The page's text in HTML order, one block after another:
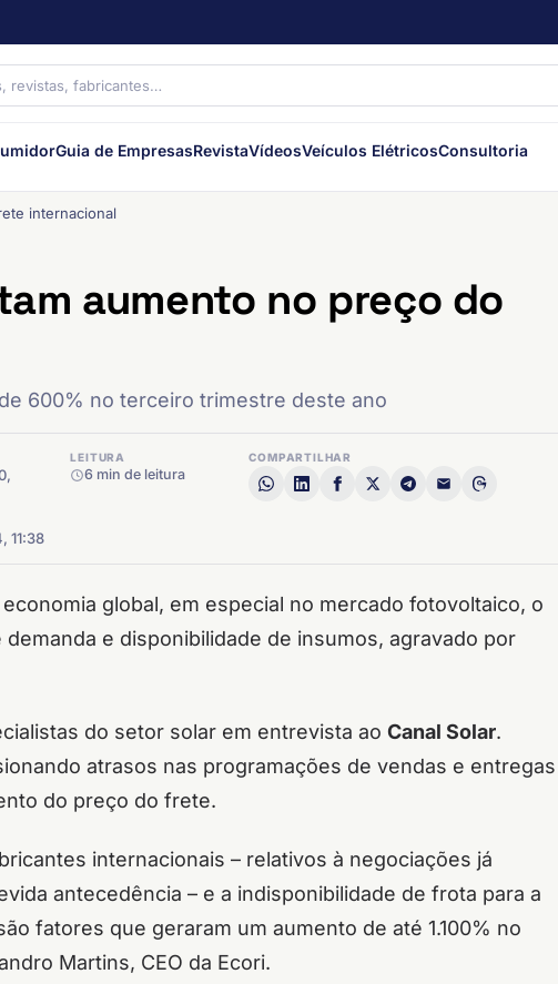
Guia de EmpresasRevistaVídeosVeículos ElétricosConsultoria
internacional
aumento no preço do
600% no terceiro trimestre deste ano
11:38
LEITURA
6 min de leitura
COMPARTILHAR
global, em especial no mercado fotovoltaico, o
e disponibilidade de insumos, agravado por
do setor solar em entrevista ao Canal Solar.
atrasos nas programações de vendas e entregas
do preço do frete.
internacionais – relativos à negociações já
antecedência – e a indisponibilidade de frota para a
fatores que geraram um aumento de até 1.100% no
Martins, CEO da Ecori.